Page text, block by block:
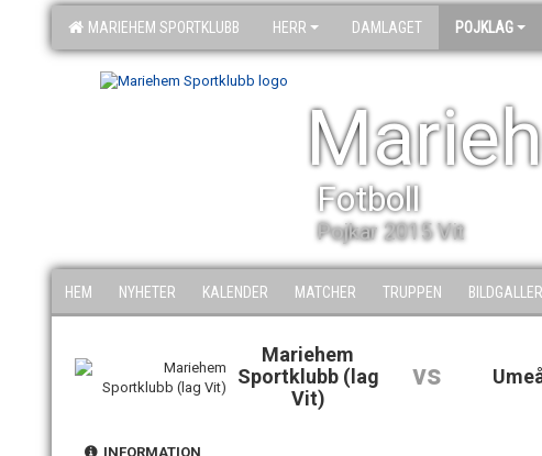
MARIEHEM SPORTKLUBB HERR DAMLAGET POJKLAG
Fotboll
Pojkar 2015 Vit
HEM NYHETER KALENDER MATCHER TRUPPEN BILDGALLERI
Mariehem
Sportklubb (lag
Vit)
vs
INFORMATION